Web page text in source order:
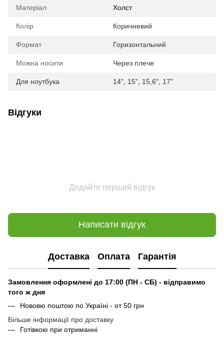
Матеріал Холст
Колір Коричневий
Формат Горизонтальний
Можна носити Через плече
Для ноутбука 14" 15" 15,6" 17"
Відгуки
Додайте перший відгук
Написати відгук
Доставка Оплата Гарантія
Замовлення оформлені до 17:00 (ПН - СБ) - відправимо
того ж дня
Нововю поштою по Україні - от 50 грн
Більше інформації про доставку
Готівкою при отриманні